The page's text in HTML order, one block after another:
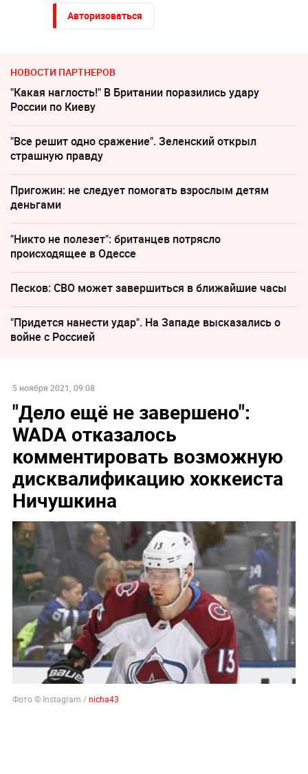
Авторизоваться
НОВОСТИ ПАРТНЕРОВ
"Какая наглость!" В Британии поразились удару
России по Киеву
"Все решит одно сражение". Зеленский открыл
страшную правду
Пригожин: не следует помогать взрослым детям
деньгами
"Никто не полезет": британцев потрясло
происходящее в Одессе
Песков: СВО может завершиться в ближайшие часы
"Придется нанести удар". На Западе высказались о
войне с Россией
5 ноября 2021, 09:08
"Дело ещё не завершено":
WADA отказалось
комментировать возможную
дисквалификацию хоккеиста
Ничушкина
Фото © Instagram /nicha43